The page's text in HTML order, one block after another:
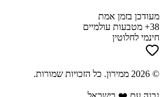
מעודכן בזמן אמת
38+ מטבעות עולמיים
חינמי לחלוטין
©
2026 ממירון. כל הזכויות שמורות.